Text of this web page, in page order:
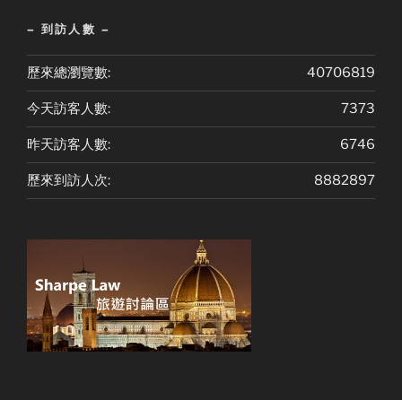
– 到訪人數 –
40706819
歷來總瀏覽數:
7373
今天訪客人數:
6746
昨天訪客人數:
8882897
歷來到訪人次: